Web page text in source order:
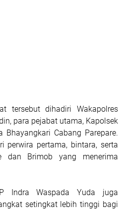
tersebut dihadiri Wakapolres
para pejabat utama, Kapolsek
Bhayangkari Cabang Parepare.
perwira pertama, bintara, serta
dan Brimob yang menerima
Indra Waspada Yuda juga
setingkat lebih tinggi bagi